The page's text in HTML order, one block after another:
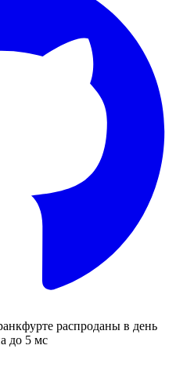
распроданы в день
до 5 мс